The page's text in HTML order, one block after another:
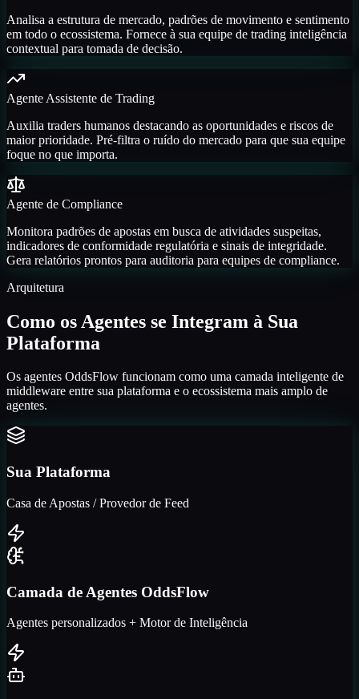
Analisa a estrutura de mercado, padrões de movimento e sentimento
em todo o ecossistema. Fornece à sua equipe de trading inteligência
contextual para tomada de decisão.
Agente Assistente de Trading
Auxilia traders humanos destacando as oportunidades e riscos de
maior prioridade. Pré-filtra o ruído do mercado para que sua equipe
foque no que importa.
Agente de Compliance
Monitora padrões de apostas em busca de atividades suspeitas,
indicadores de conformidade regulatória e sinais de integridade.
Gera relatórios prontos para auditoria para equipes de compliance.
Arquitetura
Como os Agentes se Integram à Sua
Plataforma
Os agentes OddsFlow funcionam como uma camada inteligente de
middleware entre sua plataforma e o ecossistema mais amplo de
agentes.
Sua Plataforma
Casa de Apostas / Provedor de Feed
Camada de Agentes OddsFlow
Agentes personalizados + Motor de Inteligência